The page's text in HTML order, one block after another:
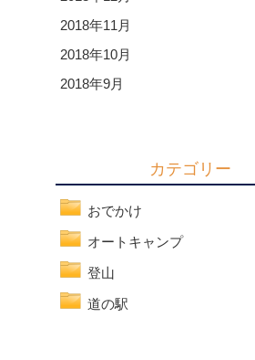
2018年11月
2018年10月
2018年9月
カテゴリー
おでかけ
オートキャンプ
登山
道の駅